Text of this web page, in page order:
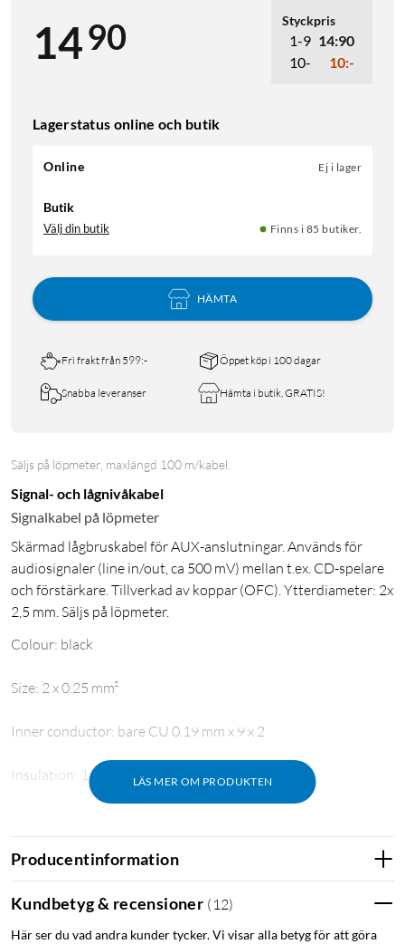
1490 Styckpris
1-9 14:90
10-
10:-
Lagerstatus online och butik
Online Ej i lager
Butik
Välj din butik Finns i 85 butiker.
HÄMTA
Fri frakt från 599:- Öppet köp i 100 dagar
Snabba leveranser Hämta i butik, GRATIS!
Säljs på löpmeter, maxlängd 100 m/kabel.
Signal- och lågnivåkabel
Signalkabel på löpmeter
Skärmad lågbruskabel för AUX-anslutningar. Används för
audiosignaler (line in/out, ca 500 mV) mellan t.ex. CD-spelare
och förstärkare. Tillverkad av koppar (OFC). Ytterdiameter: 2x
2,5 mm. Säljs på löpmeter.
LÄS MER OM PRODUKTEN
Colour: black
Size: 2 x 0.25 mm²
Inner conductor: bare CU 0.19 mm x 9 x 2
Insulation: 1.3 mm PVC
Outside Ø: 2.5 mm x 2 PVC
Producentinformation
Kundbetyg & recensioner ( 12)
Här ser du vad andra kunder tycker. Vi visar alla betyg för att göra